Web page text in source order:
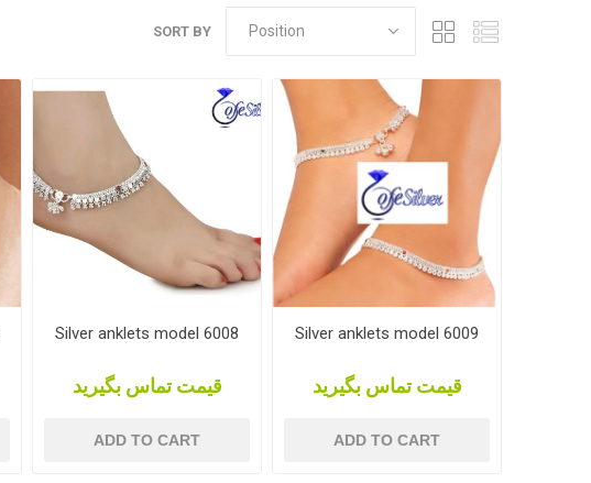
SORT BY
Silver anklets model 6008
قیمت تماس بگیرید
ADD TO CART
Silver anklets model 6009
قیمت تماس بگیرید
ADD TO CART